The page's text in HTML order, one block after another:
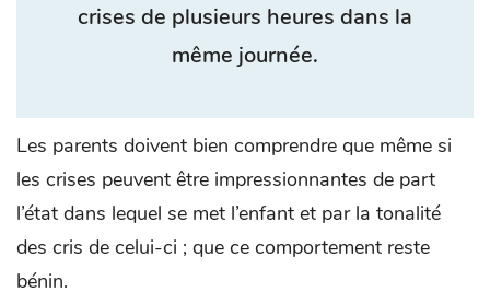
crises de plusieurs heures dans la
même journée.
Les parents doivent bien comprendre que même si
les crises peuvent être impressionnantes de part
l’état dans lequel se met l’enfant et par la tonalité
des cris de celui-ci ; que ce comportement reste
bénin.